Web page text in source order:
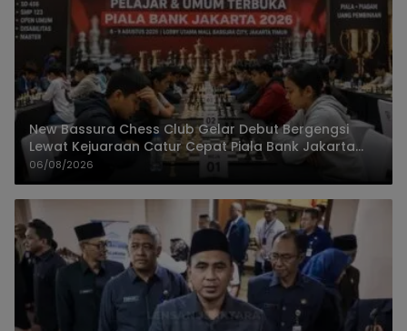
New Bassura Chess Club Gelar Debut Bergengsi
Lewat Kejuaraan Catur Cepat Piala Bank Jakarta
2026
06/08/2026